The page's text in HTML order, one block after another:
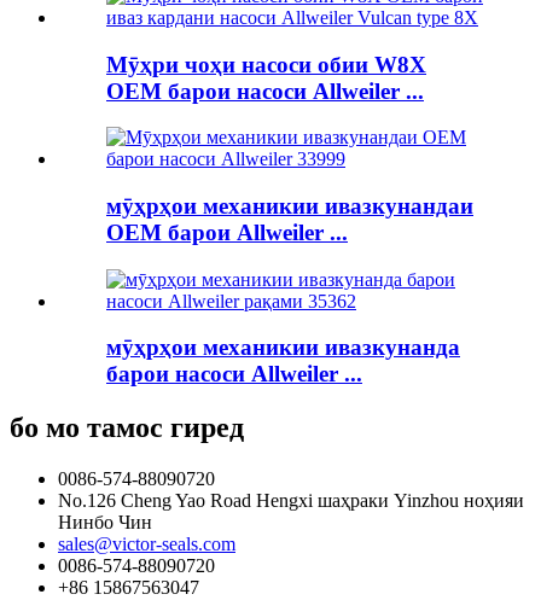
Мӯҳри чоҳи насоси обии W8X
OEM барои насоси Allweiler ...
мӯҳрҳои механикии ивазкунандаи
OEM барои Allweiler ...
мӯҳрҳои механикии ивазкунанда
барои насоси Allweiler ...
бо мо тамос гиред
0086-574-88090720
No.126 Cheng Yao Road Hengxi шаҳраки Yinzhou ноҳияи
Нинбо Чин
sales@victor-seals.com
0086-574-88090720
+86 15867563047